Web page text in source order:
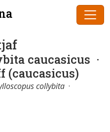
caucasicus ·
(caucasicus)
collybita ·